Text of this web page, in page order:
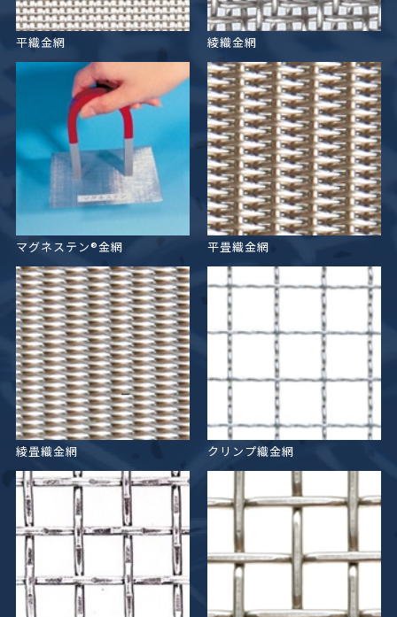
平織金網 綾織金網
マグネステン®金網 平畳織金網
綾畳織金網 クリンプ織金網